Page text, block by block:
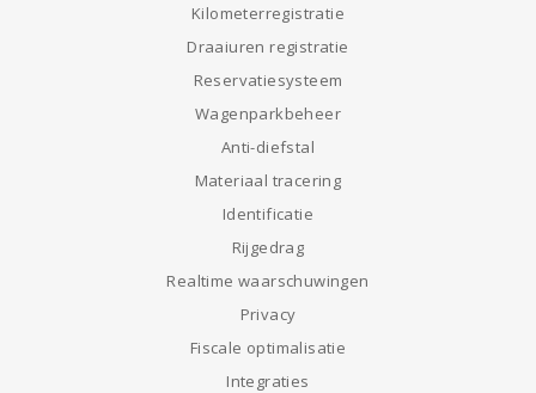
Kilometerregistratie
Draaiuren registratie
Reservatiesysteem
Wagenparkbeheer
Anti-diefstal
Materiaal tracering
Identificatie
Rijgedrag
Realtime waarschuwingen
Privacy
Fiscale optimalisatie
Integraties